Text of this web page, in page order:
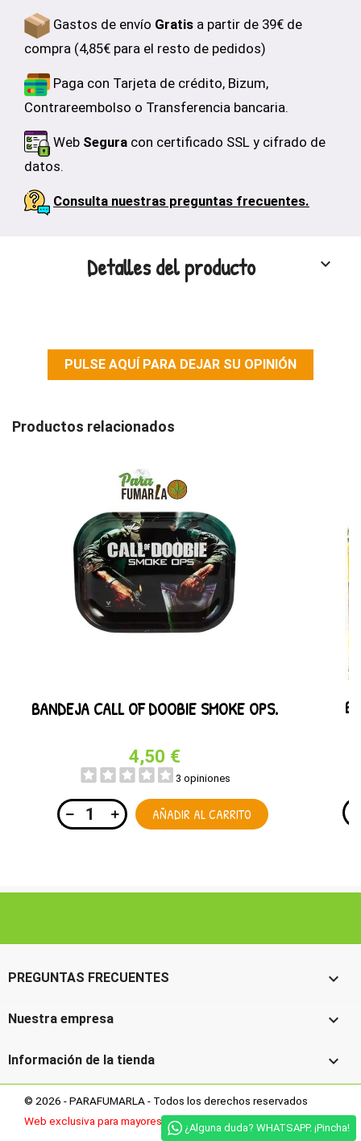
¿Alguna duda? WHATSAPP. ¡Pincha!
Gastos de envío Gratis a partir de 39€ de
compra (4,85€ para el resto de pedidos)
Paga con Tarjeta de crédito, Bizum,
Contrareembolso o Transferencia bancaria.
Web Segura con certificado SSL y cifrado de
datos.
Consulta nuestras preguntas frecuentes.
Detalles del producto keyboard_arrow_down
PULSE AQUÍ PARA DEJAR SU OPINIÓN
Productos relacionados
BANDEJA CALL OF DOOBIE SMOKE OPS.
4,50 €
3 opiniones
AÑADIR AL CARRITO
PREGUNTAS FRECUENTES 
Nuestra empresa 
Información de la tienda 
© 2026 - PARAFUMARLA - Todos los derechos reservados
Web exclusiva para mayores de 18 años